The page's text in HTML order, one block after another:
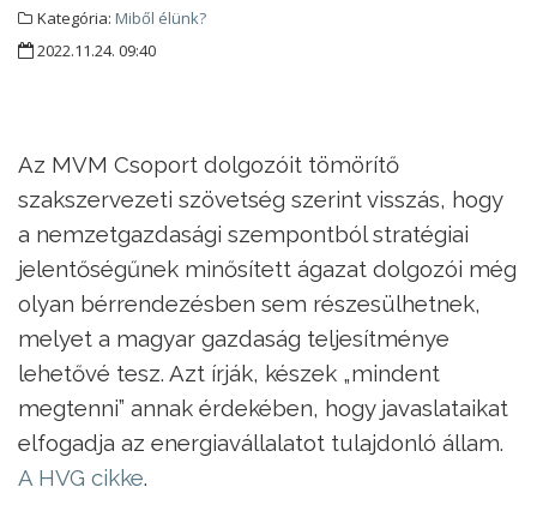
Kategória: Miből élünk?
2022.11.24. 09:40
Az MVM Csoport dolgozóit tömörítő
szakszervezeti szövetség szerint visszás, hogy
a nemzetgazdasági szempontból stratégiai
jelentőségűnek minősített ágazat dolgozói még
olyan bérrendezésben sem részesülhetnek,
melyet a magyar gazdaság teljesítménye
lehetővé tesz. Azt írják, készek „mindent
megtenni” annak érdekében, hogy javaslataikat
elfogadja az energiavállalatot tulajdonló állam.
A HVG cikke.